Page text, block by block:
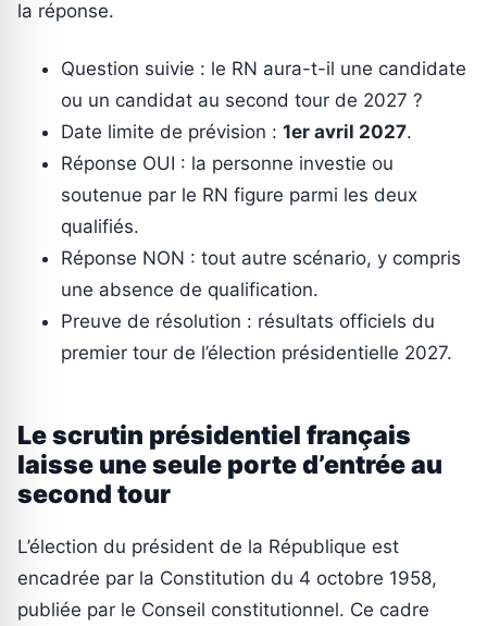
la réponse.
Question suivie : le RN aura-t-il une candidate
ou un candidat au second tour de 2027 ?
Date limite de prévision : 1er avril 2027.
Réponse OUI : la personne investie ou
soutenue par le RN figure parmi les deux
qualifiés.
Réponse NON : tout autre scénario, y compris
une absence de qualification.
Preuve de résolution : résultats officiels du
premier tour de l’élection présidentielle 2027.
Le scrutin présidentiel français
laisse une seule porte d’entrée au
second tour
L’élection du président de la République est
encadrée par la Constitution du 4 octobre 1958,
publiée par le Conseil constitutionnel. Ce cadre